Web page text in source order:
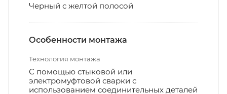
Черный с желтой полосой
Особенности монтажа
Технология монтажа
С помощью стыковой или
электромуфтовой сварки с
использованием соединительных деталей